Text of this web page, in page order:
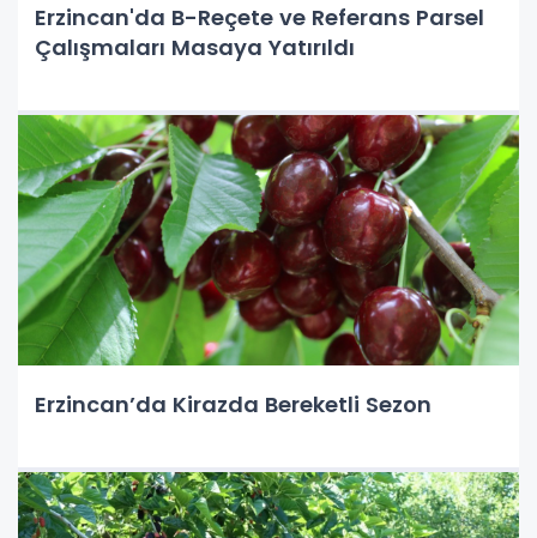
Erzincan'da B-Reçete ve Referans Parsel
Çalışmaları Masaya Yatırıldı
Erzincan’da Kirazda Bereketli Sezon